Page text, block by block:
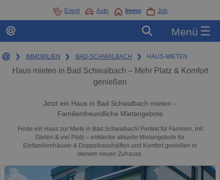
Event Auto Immo Job
Menü ☰
❯ IMMOBILIEN ❯ BAD-SCHWALBACH ❯ HAUS-MIETEN
Haus mieten in Bad Schwalbach – Mehr Platz & Komfort
genießen
Jetzt ein Haus in Bad Schwalbach mieten –
Familienfreundliche Mietangebote
Finde ein Haus zur Miete in Bad Schwalbach! Perfekt für Familien, mit
Garten & viel Platz – entdecke aktuelle Mietangebote für
Einfamilienhäuser & Doppelhaushälften und Komfort genießen in
deinem neuen Zuhause.